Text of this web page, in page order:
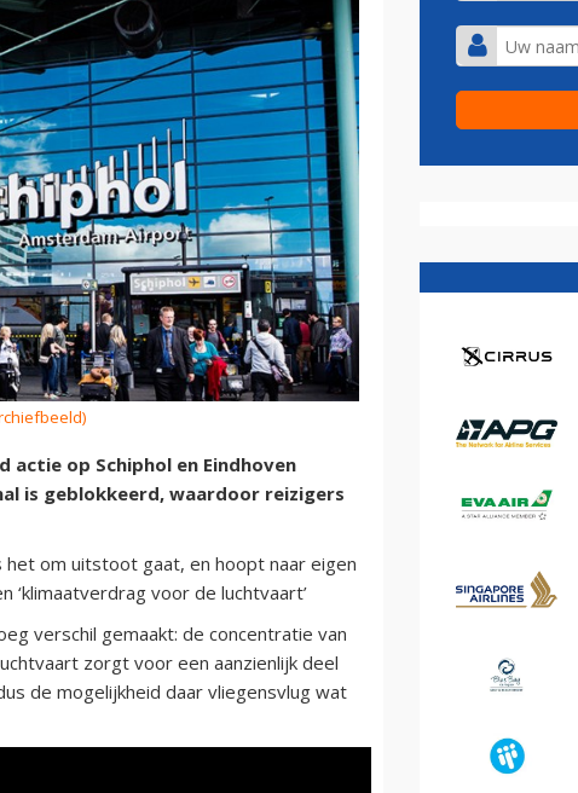
actie op Schiphol en Eindhoven
is geblokkeerd, waardoor reizigers
om uitstoot gaat, en hoopt naar eigen
‘klimaatverdrag voor de luchtvaart’
verschil gemaakt: de concentratie van
zorgt voor een aanzienlijk deel
de mogelijkheid daar vliegensvlug wat